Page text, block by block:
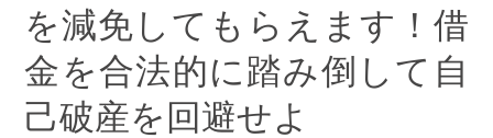
を減免してもらえます！借
金を合法的に踏み倒して自
己破産を回避せよ